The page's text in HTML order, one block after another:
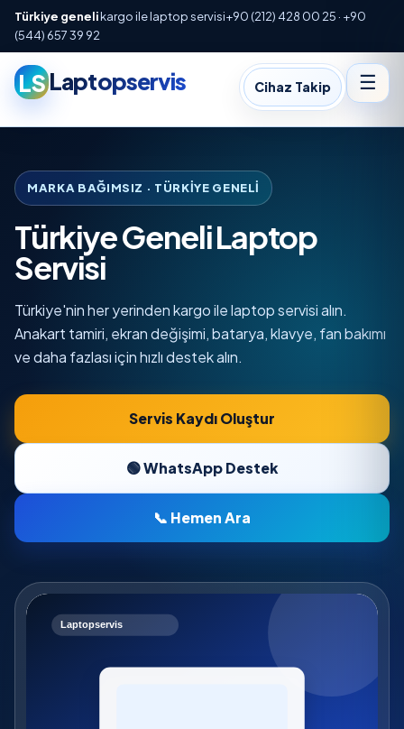
Türkiye genelikargo ile laptop servisi+90 (212) 428 00 25 · +90
(544) 657 39 92
LSLaptopservis Cihaz Takip ☰
MARKA BAĞIMSIZ · TÜRKIYE GENELI
Türkiye Geneli Laptop
Servisi
Türkiye'nin her yerinden kargo ile laptop servisi alın.
Anakart tamiri, ekran değişimi, batarya, klavye, fan bakımı
ve daha fazlası için hızlı destek alın.
Servis Kaydı Oluştur
🟢 WhatsApp Destek
📞 Hemen Ara